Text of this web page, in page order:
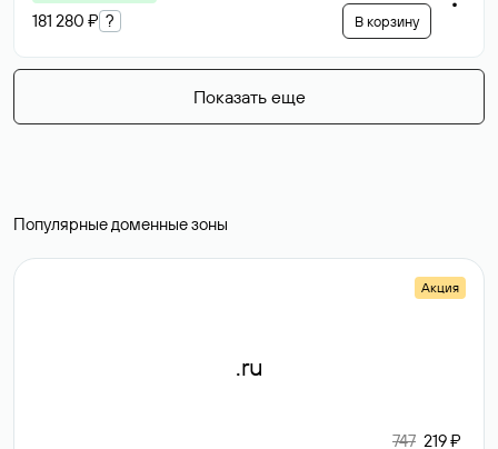
181 280 ₽ ? В корзину
Показать еще
Популярные доменные зоны
Акция
.ru
747 219 ₽